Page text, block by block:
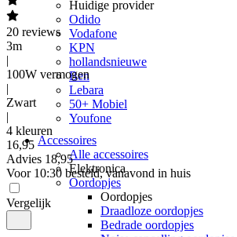
Huidige provider
Odido
Vodafone
KPN
hollandsnieuwe
Ben
Lebara
50+ Mobiel
Youfone
Accessoires
Alle accessoires
Elektronica
Oordopjes
Oordopjes
Draadloze oordopjes
Bedrade oordopjes
20 reviews
3m
|
100W vermogen
|
Zwart
|
4 kleuren
16,95
Advies 18,95
Voor 10:30 besteld, vanavond in huis
Vergelijk